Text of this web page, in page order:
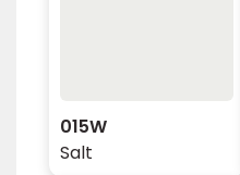
015W
Salt